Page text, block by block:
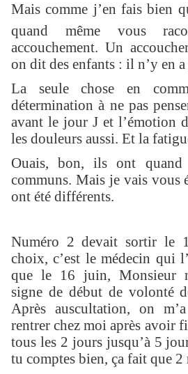
Mais comme j’en fais bien
quand même vous
accouchement. Un
on dit des enfants : il n’y en
La seule chose en
détermination à ne pas
avant le jour J et l’émotion
les douleurs aussi. Et la
Ouais, bon, ils ont quand
communs. Mais je vais vous
ont été différents.
Numéro 2 devait sortir le
choix, c’est le médecin qui
que le 16 juin, Monsieur
signe de début de volonté
Après auscultation, on
rentrer chez moi après avoir
tous les 2 jours jusqu’à 5
tu comptes bien, ça fait que 2